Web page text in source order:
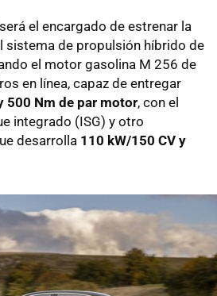
el encargado de estrenar la
sistema de propulsión híbrido de
el motor gasolina M 256 de
en línea, capaz de entregar
500 Nm de par motor, con el
integrado (ISG) y otro
desarrolla 110 kW/150 CV y